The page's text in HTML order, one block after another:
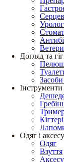
Догляд та
Одяг і
Одяг
Взуття